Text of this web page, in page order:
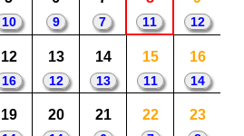
10 9 7 11 12
12
16
13
12
14
13
15
11
16
14
19 20 21 22 23